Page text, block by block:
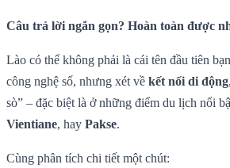
Câu trả lời ngắn gọn? Hoàn toàn được
Lào có thể không phải là cái tên đầu tiên
công nghệ số, nhưng xét về kết nối di động
sò” – đặc biệt là ở những điểm du lịch nổi
Vientiane, hay Pakse.
Cùng phân tích chi tiết một chút: